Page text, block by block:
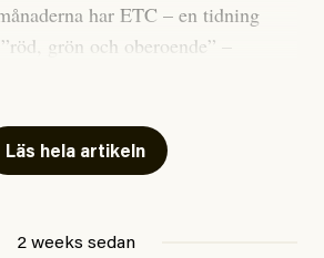
har ETC – en tidning
grön och oberoende” –
det att vara en ”röd, grön och
Och vad är egentligen bra
Läs hela artikeln
2 weeks sedan